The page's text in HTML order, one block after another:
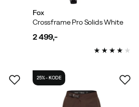
Fox
Crossframe Pro Solids White
2 499,-
25% - KODE